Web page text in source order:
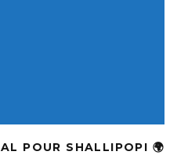
POUR SHALLIPOPI 🌍